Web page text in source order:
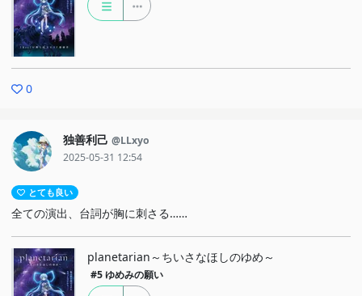
0
独善利己 @LLxyo
2025-05-31 12:54
とても良い
全ての演出、台詞が胸に刺さる……
planetarian～ちいさなほしのゆめ～
#5 ゆめみの願い